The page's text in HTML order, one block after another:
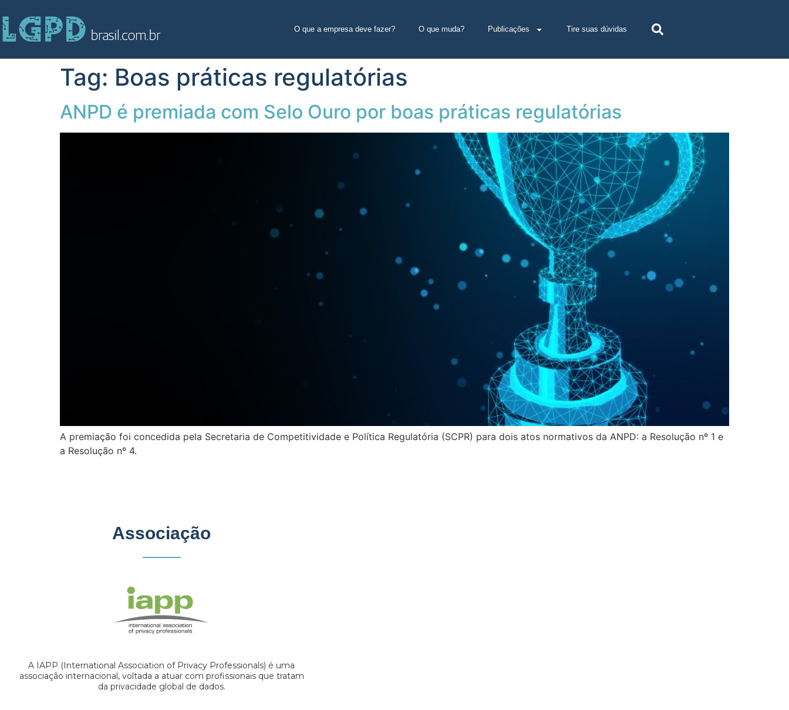
O que a empresa deve fazer? O que muda? Publicações Tire suas dúvidas
Tag: Boas práticas regulatórias
ANPD é premiada com Selo Ouro por boas práticas regulatórias
A premiação foi concedida pela Secretaria de Competitividade e Política Regulatória (SCPR) para dois atos normativos da ANPD: a Resolução nº 1 e
a Resolução nº 4.
Associação
A IAPP (International Association of Privacy Professionals) é uma
associação internacional, voltada a atuar com profissionais que tratam
da privacidade global de dados.